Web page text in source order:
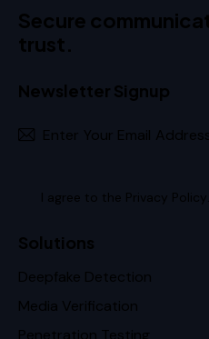
Secure
trust.
Newsletter Signup
I agree to the Privacy Policy
Solutions
Deepfake Detection
Media Verification
Penetration Testing